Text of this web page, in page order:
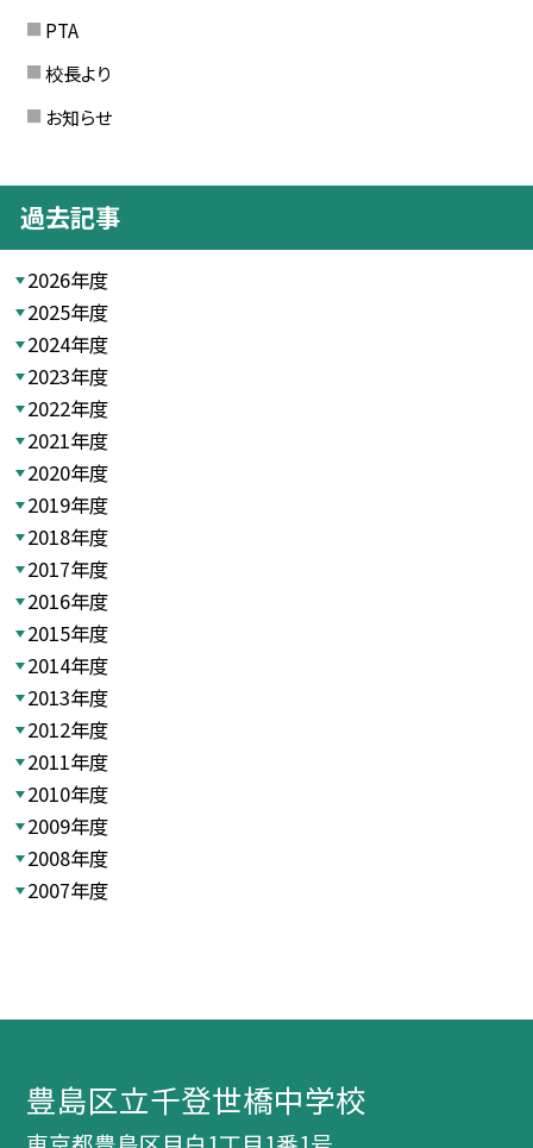
PTA
校長より
お知らせ
過去記事
2026年度
2025年度
2024年度
2023年度
2022年度
2021年度
2020年度
2019年度
2018年度
2017年度
2016年度
2015年度
2014年度
2013年度
2012年度
2011年度
2010年度
2009年度
2008年度
2007年度
豊島区立千登世橋中学校